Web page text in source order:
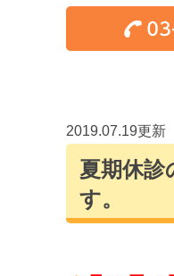
2019.07.19更新
夏期休診
す。